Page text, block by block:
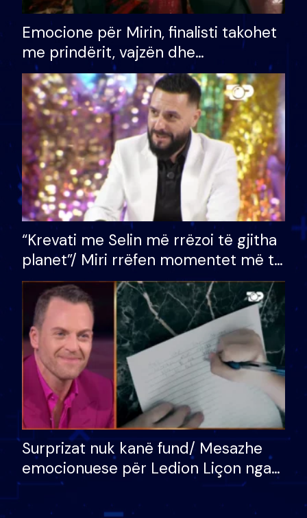
Emocione për Mirin, finalisti takohet
me prindërit, vajzën dhe
bashkëshorten: S’kemi ndonjë letër
divorci apo jo?
“Krevati me Selin më rrëzoi të gjitha
planet”/ Miri rrëfen momentet më të
bukura në shtëpinë e BB VIP: Do më
mungojë zilja e mëngjesit kur…
Surprizat nuk kanë fund/ Mesazhe
emocionuese për Ledion Liçon nga
nëna dhe fëmijët e tij, moderatori
nuk i mban dot lotët: Nuk meritoj…